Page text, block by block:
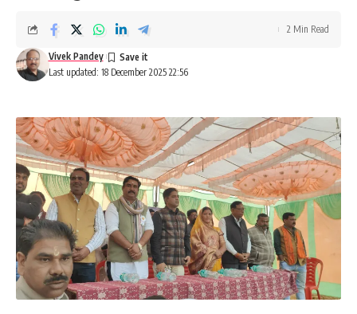
Last updated: 18 December 2025 22:56
Vivek Pandey
2 Min Read